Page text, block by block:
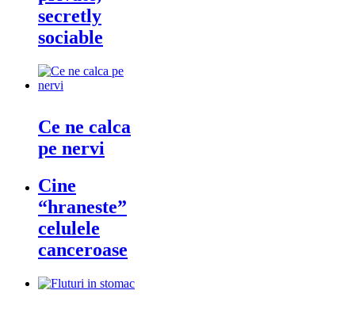
secretly
sociable
Ce ne calca
pe nervi
Cine
“hraneste”
celulele
canceroase